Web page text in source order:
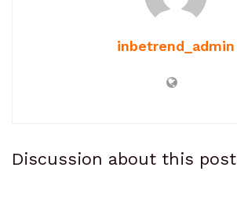
inbetrend_admin
Discussion about this post